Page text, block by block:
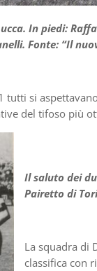
In piedi:
Fonte: “Il
tutti si
del tifoso più
Il saluto dei
Pairetto di
La squadra di
classifica con